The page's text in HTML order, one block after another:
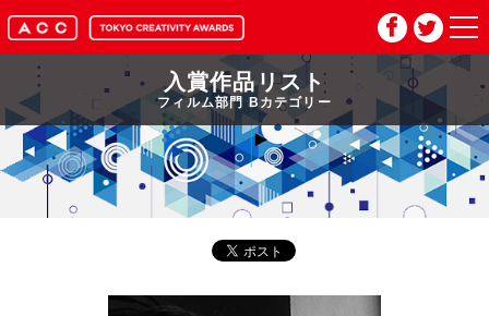
HOME
マイページ
入賞作品リスト
フィルム部門 Bカテゴリー